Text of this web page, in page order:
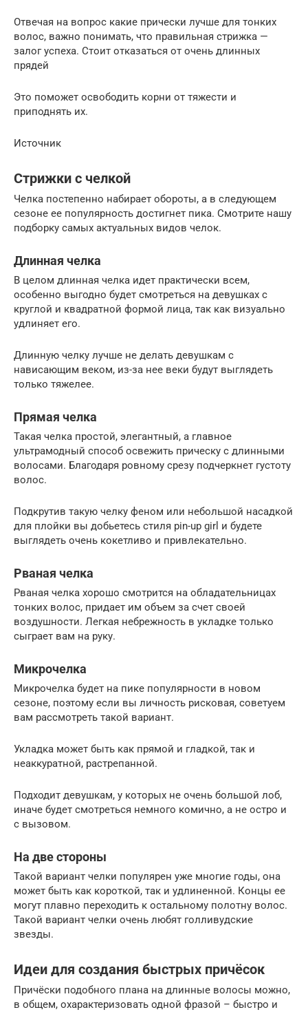
Отвечая на вопрос какие прически лучше для тонких
волос, важно понимать, что правильная стрижка —
залог успеха. Стоит отказаться от очень длинных
прядей
Это поможет освободить корни от тяжести и
приподнять их.
Источник
Стрижки с челкой
Челка постепенно набирает обороты, а в следующем
сезоне ее популярность достигнет пика. Смотрите нашу
подборку самых актуальных видов челок.
Длинная челка
В целом длинная челка идет практически всем,
особенно выгодно будет смотреться на девушках с
круглой и квадратной формой лица, так как визуально
удлиняет его.
Длинную челку лучше не делать девушкам с
нависающим веком, из-за нее веки будут выглядеть
только тяжелее.
Прямая челка
Такая челка простой, элегантный, а главное
ультрамодный способ освежить прическу с длинными
волосами. Благодаря ровному срезу подчеркнет густоту
волос.
Подкрутив такую челку феном или небольшой насадкой
для плойки вы добьетесь стиля pin-up girl и будете
выглядеть очень кокетливо и привлекательно.
Рваная челка
Рваная челка хорошо смотрится на обладательницах
тонких волос, придает им объем за счет своей
воздушности. Легкая небрежность в укладке только
сыграет вам на руку.
Микрочелка
Микрочелка будет на пике популярности в новом
сезоне, поэтому если вы личность рисковая, советуем
вам рассмотреть такой вариант.
Укладка может быть как прямой и гладкой, так и
неаккуратной, растрепанной.
Подходит девушкам, у которых не очень большой лоб,
иначе будет смотреться немного комично, а не остро и
с вызовом.
На две стороны
Такой вариант челки популярен уже многие годы, она
может быть как короткой, так и удлиненной. Концы ее
могут плавно переходить к остальному полотну волос.
Такой вариант челки очень любят голливудские
звезды.
Идеи для создания быстрых причёсок
Причёски подобного плана на длинные волосы можно,
в общем, охарактеризовать одной фразой – быстро и